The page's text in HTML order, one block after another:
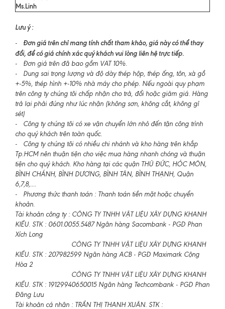
Ms.Linh
Lưu ý :
- Đơn giá trên chỉ mang tính chất tham khảo, giá này có thể thay
đổi, để có giá chính xác quý khách vui lòng liên hệ trực tiếp.
- Đơn giá trên đã bao gồm VAT 10%.
- Dung sai trọng lượng và độ dày thép hộp, thép ống, tôn, xà gồ
+-5%, thép hình +-10% nhà máy cho phép. Nếu ngoài quy phạm
trên công ty chúng tôi chấp nhận cho trả, đổi hoặc giảm giá. Hàng
trả lại phải đúng như lúc nhận (không sơn, không cắt, không gỉ
sét)
- Công ty chúng tôi có xe vận chuyển lớn nhỏ đến tận công trình
cho quý khách trên toàn quốc.
- Công ty chúng tôi có nhiều chi nhánh và kho hàng trên khắp
Tp.HCM nên thuận tiện cho việc mua hàng nhanh chóng và thuận
tiện cho quý khách. Kho hàng tại các quận THỦ ĐỨC, HÓC MÔN,
BÌNH CHÁNH, BÌNH DƯƠNG, BÌNH TÂN, BÌNH THẠNH, Quận
6,7,8,....
- Phương thức thanh toán : Thanh toán tiền mặt hoặc chuyển
khoản.
Tài khoản công ty : CÔNG TY TNHH VẬT LIỆU XÂY DỰNG KHANH
KIỀU. STK : 0601.0055.5487 Ngân hàng Sacombank - PGD Phan
Xích Long
CÔNG TY TNHH VẬT LIỆU XÂY DỰNG KHANH
KIỀU. STK : 207982599 Ngân hàng ACB - PGD Maximark Cộng
Hòa 2
CÔNG TY TNHH VẬT LIỆU XÂY DỰNG KHANH
KIỀU. STK : 19129940650015 Ngân hàng Techcombank - PGD Phan
Đăng Lưu
Tài khoản cá nhân : TRẦN THỊ THANH XUÂN. STK :